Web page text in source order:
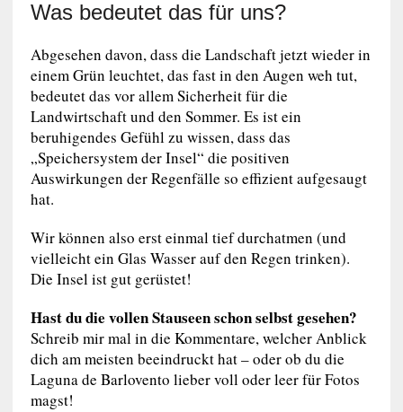
Was bedeutet das für uns?
Abgesehen davon, dass die Landschaft jetzt wieder in
einem Grün leuchtet, das fast in den Augen weh tut,
bedeutet das vor allem Sicherheit für die
Landwirtschaft und den Sommer. Es ist ein
beruhigendes Gefühl zu wissen, dass das
„Speichersystem der Insel“ die positiven
Auswirkungen der Regenfälle so effizient aufgesaugt
hat.
Wir können also erst einmal tief durchatmen (und
vielleicht ein Glas Wasser auf den Regen trinken).
Die Insel ist gut gerüstet!
Hast du die vollen Stauseen schon selbst gesehen?
Schreib mir mal in die Kommentare, welcher Anblick
dich am meisten beeindruckt hat – oder ob du die
Laguna de Barlovento lieber voll oder leer für Fotos
magst!